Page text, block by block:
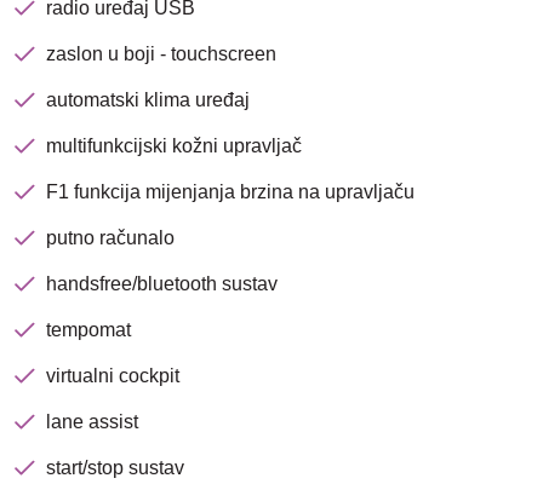
radio uređaj USB
zaslon u boji - touchscreen
automatski klima uređaj
multifunkcijski kožni upravljač
F1 funkcija mijenjanja brzina na upravljaču
putno računalo
handsfree/bluetooth sustav
tempomat
virtualni cockpit
lane assist
start/stop sustav
avenija 102, Resnik